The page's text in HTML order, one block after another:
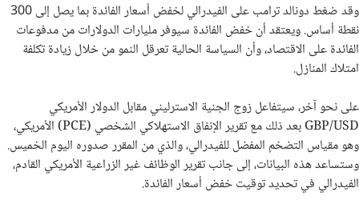
وقد ضغط دونالد ترامب على الفيدرالي لخفض أسعار الفائدة بما يصل إلى 300
نقطة أساس. ويعتقد أن خفض الفائدة سيوفر مليارات الدولارات من مدفوعات
الفائدة على الاقتصاد، وأن السياسة الحالية تعرقل النمو من خلال زيادة تكلفة
امتلاك المنازل.
على نحو آخر، سيتفاعل زوج الجنية الاسترليني مقابل الدولار الأمريكي
GBP/USD بعد ذلك مع تقرير الإنفاق الاستهلاكي الشخصي (PCE) الأمريكي،
وهو مقياس التضخم المفضل للفيدرالي، والذي من المقرر صدوره اليوم الخميس.
وستساعد هذه البيانات، إلى جانب تقرير الوظائف غير الزراعية الأمريكي القادم،
الفيدرالي في تحديد توقيت خفض أسعار الفائدة.